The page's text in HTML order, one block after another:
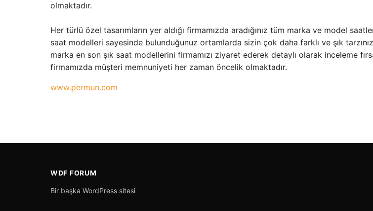
olmaktadır.
Her türlü özel tasarımların yer aldığı firmamızda aradığınız tüm marka ve model
saat modelleri sayesinde bulunduğunuz ortamlarda sizin çok daha farklı ve şık
marka en son şık saat modellerini firmamızı ziyaret ederek detaylı olarak inceleme
firmamızda müşteri memnuniyeti her zaman öncelik olmaktadır.
www.permun.com
WDF FORUM
Bir başka WordPress sitesi